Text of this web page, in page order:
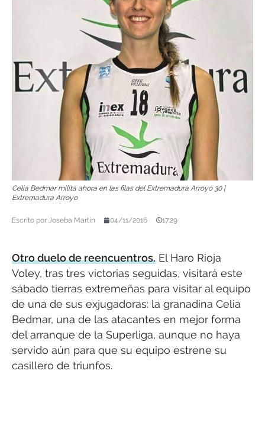
Celia Bedmar milita ahora en las filas del Extremadura Arroyo 30 |
Extremadura Arroyo
Escrito por Joseba Martín 04/11/2016 17:29
Otro duelo de reencuentros. El Haro Rioja
Voley, tras tres victorias seguidas, visitará este
sábado tierras extremeñas para visitar al equipo
de una de sus exjugadoras: la granadina Celia
Bedmar, una de las atacantes en mejor forma
del arranque de la Superliga, aunque no haya
servido aún para que su equipo estrene su
casillero de triunfos.